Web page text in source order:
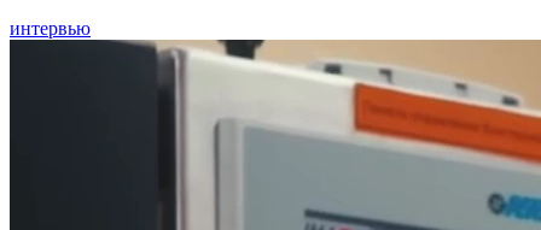
интервью